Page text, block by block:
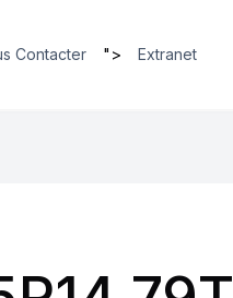
Contacter "> Extranet